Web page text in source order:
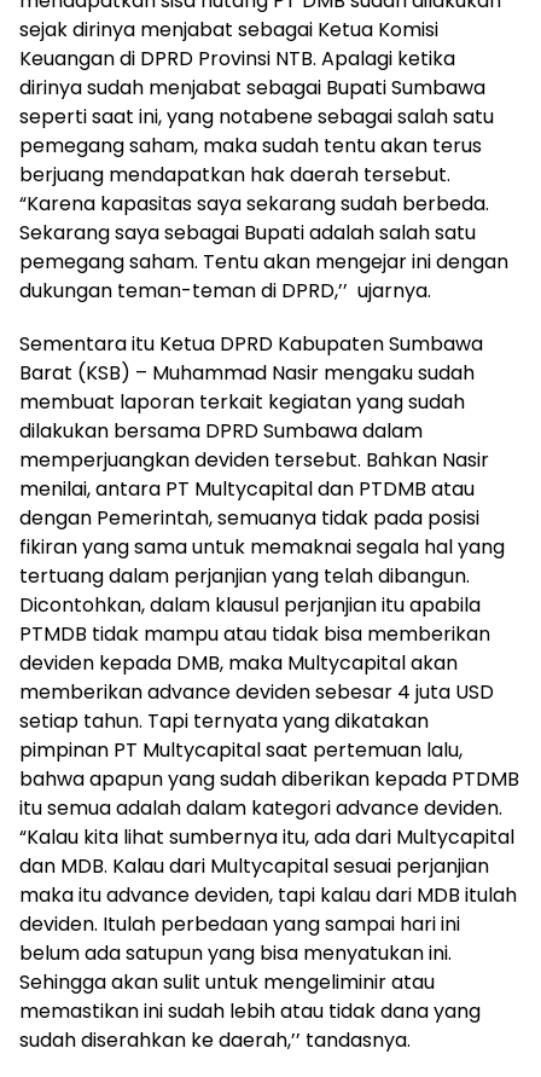
sejak dirinya menjabat sebagai Ketua Komisi
Keuangan di DPRD Provinsi NTB. Apalagi ketika
dirinya sudah menjabat sebagai Bupati Sumbawa
seperti saat ini, yang notabene sebagai salah satu
pemegang saham, maka sudah tentu akan terus
berjuang mendapatkan hak daerah tersebut.
“Karena kapasitas saya sekarang sudah berbeda.
Sekarang saya sebagai Bupati adalah salah satu
pemegang saham. Tentu akan mengejar ini dengan
dukungan teman-teman di DPRD,’’ ujarnya.
Sementara itu Ketua DPRD Kabupaten Sumbawa
Barat (KSB) – Muhammad Nasir mengaku sudah
membuat laporan terkait kegiatan yang sudah
dilakukan bersama DPRD Sumbawa dalam
memperjuangkan deviden tersebut. Bahkan Nasir
menilai, antara PT Multycapital dan PTDMB atau
dengan Pemerintah, semuanya tidak pada posisi
fikiran yang sama untuk memaknai segala hal yang
tertuang dalam perjanjian yang telah dibangun.
Dicontohkan, dalam klausul perjanjian itu apabila
PTMDB tidak mampu atau tidak bisa memberikan
deviden kepada DMB, maka Multycapital akan
memberikan advance deviden sebesar 4 juta USD
setiap tahun. Tapi ternyata yang dikatakan
pimpinan PT Multycapital saat pertemuan lalu,
bahwa apapun yang sudah diberikan kepada PTDMB
itu semua adalah dalam kategori advance deviden.
“Kalau kita lihat sumbernya itu, ada dari Multycapital
dan MDB. Kalau dari Multycapital sesuai perjanjian
maka itu advance deviden, tapi kalau dari MDB itulah
deviden. Itulah perbedaan yang sampai hari ini
belum ada satupun yang bisa menyatukan ini.
Sehingga akan sulit untuk mengeliminir atau
memastikan ini sudah lebih atau tidak dana yang
sudah diserahkan ke daerah,’’ tandasnya.